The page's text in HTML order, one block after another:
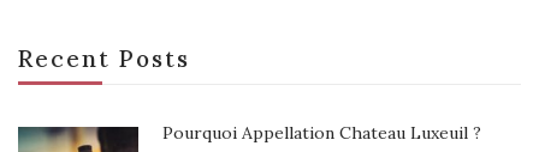
Recent Posts
Pourquoi Appellation Chateau Luxeuil ?